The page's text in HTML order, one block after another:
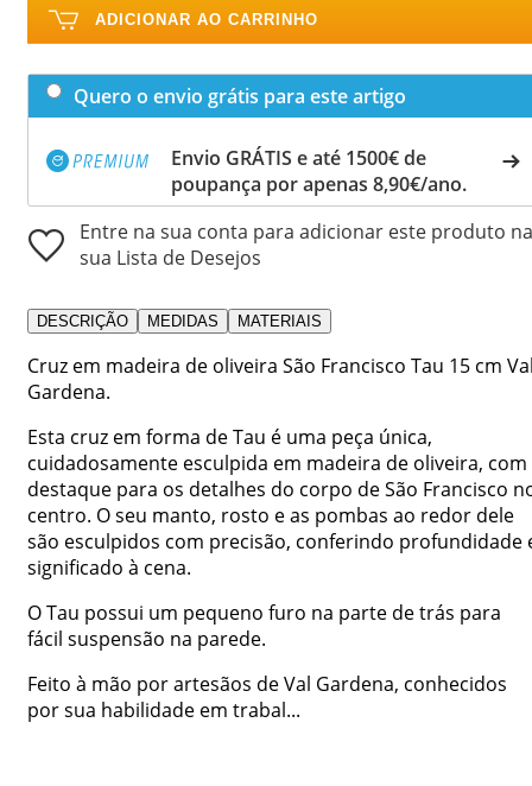
ADICIONAR AO CARRINHO
Quero o envio grátis para este artigo
Envio GRÁTIS e até 1500€ de
poupança por apenas 8,90€/ano.
Entre na sua conta para adicionar este produto na
sua Lista de Desejos
DESCRIÇÃO MEDIDAS MATERIAIS
Cruz em madeira de oliveira São Francisco Tau 15 cm
Gardena.
Esta cruz em forma de Tau é uma peça única,
cuidadosamente esculpida em madeira de oliveira, com
destaque para os detalhes do corpo de São Francisco
centro. O seu manto, rosto e as pombas ao redor dele
são esculpidos com precisão, conferindo profundidade
significado à cena.
O Tau possui um pequeno furo na parte de trás para
fácil suspensão na parede.
Feito à mão por artesãos de Val Gardena, conhecidos
por sua habilidade em trabal...